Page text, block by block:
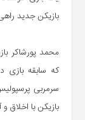
بازیکن جدید
محمد پورشاکر
که سابقه بازی
سرمربی
بازیکن با